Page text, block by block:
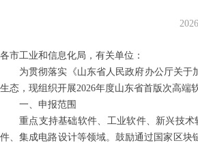
各市工业和信息化局，有关单位：
为贯彻落实《山东省人民政府办公厅关
生态，现组织开展2026年度山东省首版次高端
一、申报范围
重点支持基础软件、工业软件、新兴技
件、集成电路设计等领域。鼓励通过国家区